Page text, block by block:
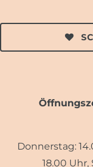
Donnerstag:
18.00 Uhr,